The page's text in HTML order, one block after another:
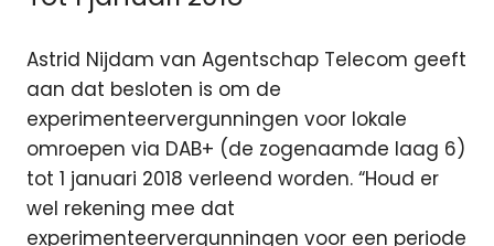
Astrid Nijdam van Agentschap Telecom geeft
aan dat besloten is om de
experimenteervergunningen voor lokale
omroepen via DAB+ (de zogenaamde laag 6)
tot 1 januari 2018 verleend worden. “Houd er
wel rekening mee dat
experimenteervergunningen voor een periode